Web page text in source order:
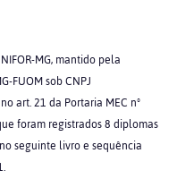
MG, mantido pela
FUOM sob CNPJ
art. 21 da Portaria MEC nº
foram registrados 8 diplomas
seguinte livro e sequência